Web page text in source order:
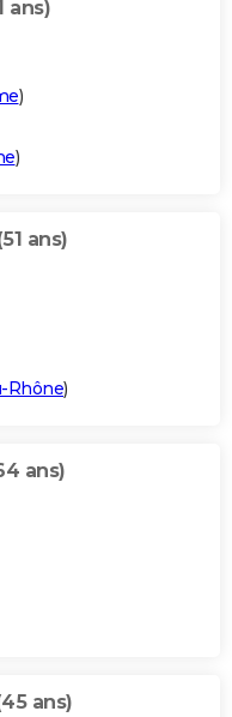
ans)
)
)
ans)
Rhône)
ans)
ans)